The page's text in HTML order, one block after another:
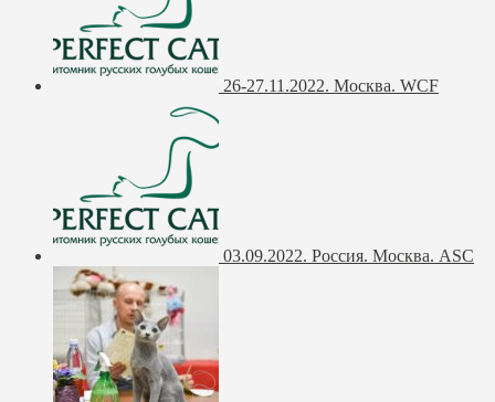
26-27.11.2022. Москва. WCF
03.09.2022. Россия. Москва. ASC